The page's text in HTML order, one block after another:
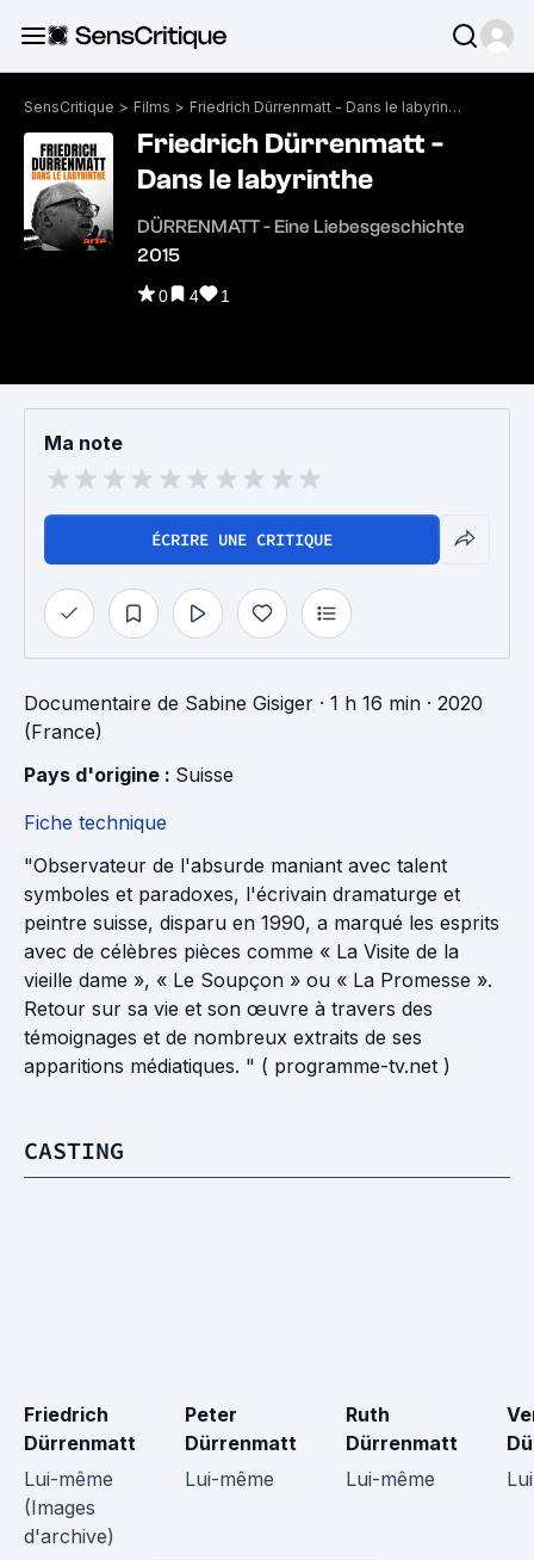
SensCritique > Films > Friedrich Dürrenmatt - Dans le labyrinthe
Friedrich Dürrenmatt -
Dans le labyrinthe
DÜRRENMATT - Eine Liebesgeschichte
2015
0 4 1
Ma note
ÉCRIRE UNE CRITIQUE
Documentaire de Sabine Gisiger · 1 h 16 min · 2020
(France)
Pays d'origine : Suisse
Fiche technique
"Observateur de l'absurde maniant avec talent
symboles et paradoxes, l'écrivain dramaturge et
peintre suisse, disparu en 1990, a marqué les esprits
avec de célèbres pièces comme « La Visite de la
vieille dame », « Le Soupçon » ou « La Promesse ».
Retour sur sa vie et son œuvre à travers des
témoignages et de nombreux extraits de ses
apparitions médiatiques. " ( programme-tv.net )
CASTING
Friedrich
Dürrenmatt
Lui-même
(Images
d'archive)
Peter
Dürrenmatt
Lui-même
Ruth
Dürrenmatt
Lui-même